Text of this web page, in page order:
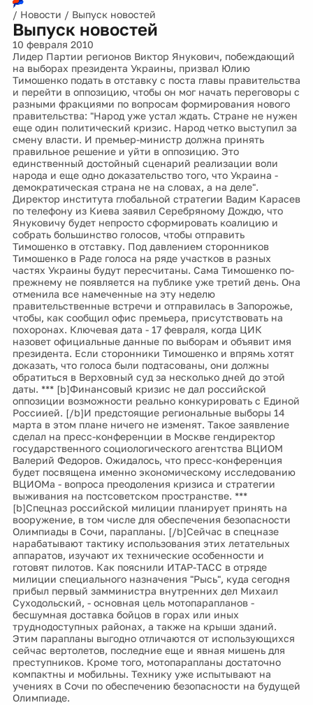
/ Новости / Выпуск новостей
Выпуск новостей
10 февраля 2010
Лидер Партии регионов Виктор Янукович, побеждающий
на выборах президента Украины, призвал Юлию
Тимошенко подать в отставку с поста главы правительства
и перейти в оппозицию, чтобы он мог начать переговоры с
разными фракциями по вопросам формирования нового
правительства: "Народ уже устал ждать. Стране не нужен
еще один политический кризис. Народ четко выступил за
смену власти. И премьер-министр должна принять
правильное решение и уйти в оппозицию. Это
единственный достойный сценарий реализации воли
народа и еще одно доказательство того, что Украина -
демократическая страна не на словах, а на деле".
Директор института глобальной стратегии Вадим Карасев
по телефону из Киева заявил Серебряному Дождю, что
Януковичу будет непросто сформировать коалицию и
собрать большинство голосов, чтобы отправить
Тимошенко в отставку. Под давлением сторонников
Тимошенко в Раде голоса на ряде участков в разных
частях Украины будут пересчитаны. Сама Тимошенко по-
прежнему не появляется на публике уже третий день. Она
отменила все намеченные на эту неделю
правительственные встречи и отправилась в Запорожье,
чтобы, как сообщил офис премьера, присутствовать на
похоронах. Ключевая дата - 17 февраля, когда ЦИК
назовет официальные данные по выборам и объявит имя
президента. Если сторонники Тимошенко и впрямь хотят
доказать, что голоса были подтасованы, они должны
обратиться в Верховный суд за несколько дней до этой
даты. *** [b]Финансовый кризис не дал российской
оппозиции возможности реально конкурировать с Единой
Россиией. [/b]И предстоящие региональные выборы 14
марта в этом плане ничего не изменят. Такое заявление
сделал на пресс-конференции в Москве гендиректор
государственного социологического агентства ВЦИОМ
Валерий Федоров. Ожидалось, что пресс-конференция
будет посвящена именно экономическому исследованию
ВЦИОМа - вопроса преодоления кризиса и стратегии
выживания на постсоветском пространстве. ***
[b]Спецназ российской милиции планирует принять на
вооружение, в том числе для обеспечения безопасности
Олимпиады в Сочи, парапланы. [/b]Сейчас в спецназе
нарабатывают тактику использования этих летательных
аппаратов, изучают их технические особенности и
готовят пилотов. Как пояснили ИТАР-ТАСС в отряде
милиции специального назначения "Рысь", куда сегодня
прибыл первый замминистра внутренних дел Михаил
Суходольский, - основная цель мотопарапланов -
бесшумная доставка бойцов в горах или иных
труднодоступных районах, а также на крыши зданий.
Этим парапланы выгодно отличаются от использующихся
сейчас вертолетов, последние еще и явная мишень для
преступников. Кроме того, мотопарапланы достаточно
компактны и мобильны. Технику уже испытывают на
учениях в Сочи по обеспечению безопасности на будущей
Олимпиаде.